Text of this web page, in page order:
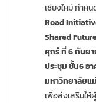
เชียงใหม่ กำหน
Road
Shared
ศุกร์ ที่ 6 กันยา
ประชุม ชั้น6 อ
มหาวิทยาลัยแ
เพื่อส่งเสริมใ